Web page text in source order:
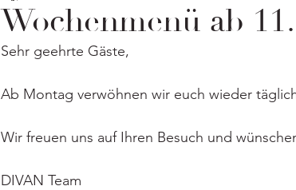
Wochenmenü ab
Sehr geehrte Gäste,
Ab Montag verwöhnen wir euch wieder
Wir freuen uns auf Ihren Besuch und
DIVAN Team